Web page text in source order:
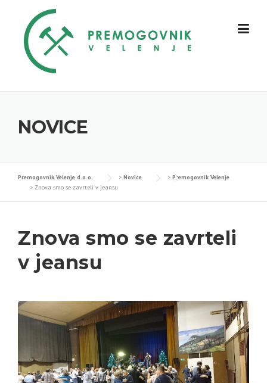
content
NOVICE
Premogovnik Velenje d.o.o. > Novice > Premogovnik Velenje
> Znova smo se zavrteli v jeansu
Znova smo se zavrteli
v jeansu